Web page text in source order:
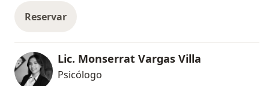
Reservar
Lic. Monserrat Vargas Villa
Psicólogo